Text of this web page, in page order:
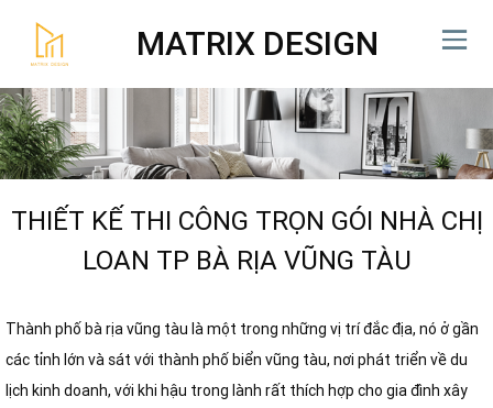
MATRIX DESIGN
THIẾT KẾ THI CÔNG TRỌN GÓI NHÀ CHỊ
LOAN TP BÀ RỊA VŨNG TÀU
Thành phố bà rịa vũng tàu là một trong những vị trí đắc địa, nó ở gần
các tỉnh lớn và sát với thành phố biển vũng tàu, nơi phát triển về du
lịch kinh doanh, với khi hậu trong lành rất thích hợp cho gia đình xây